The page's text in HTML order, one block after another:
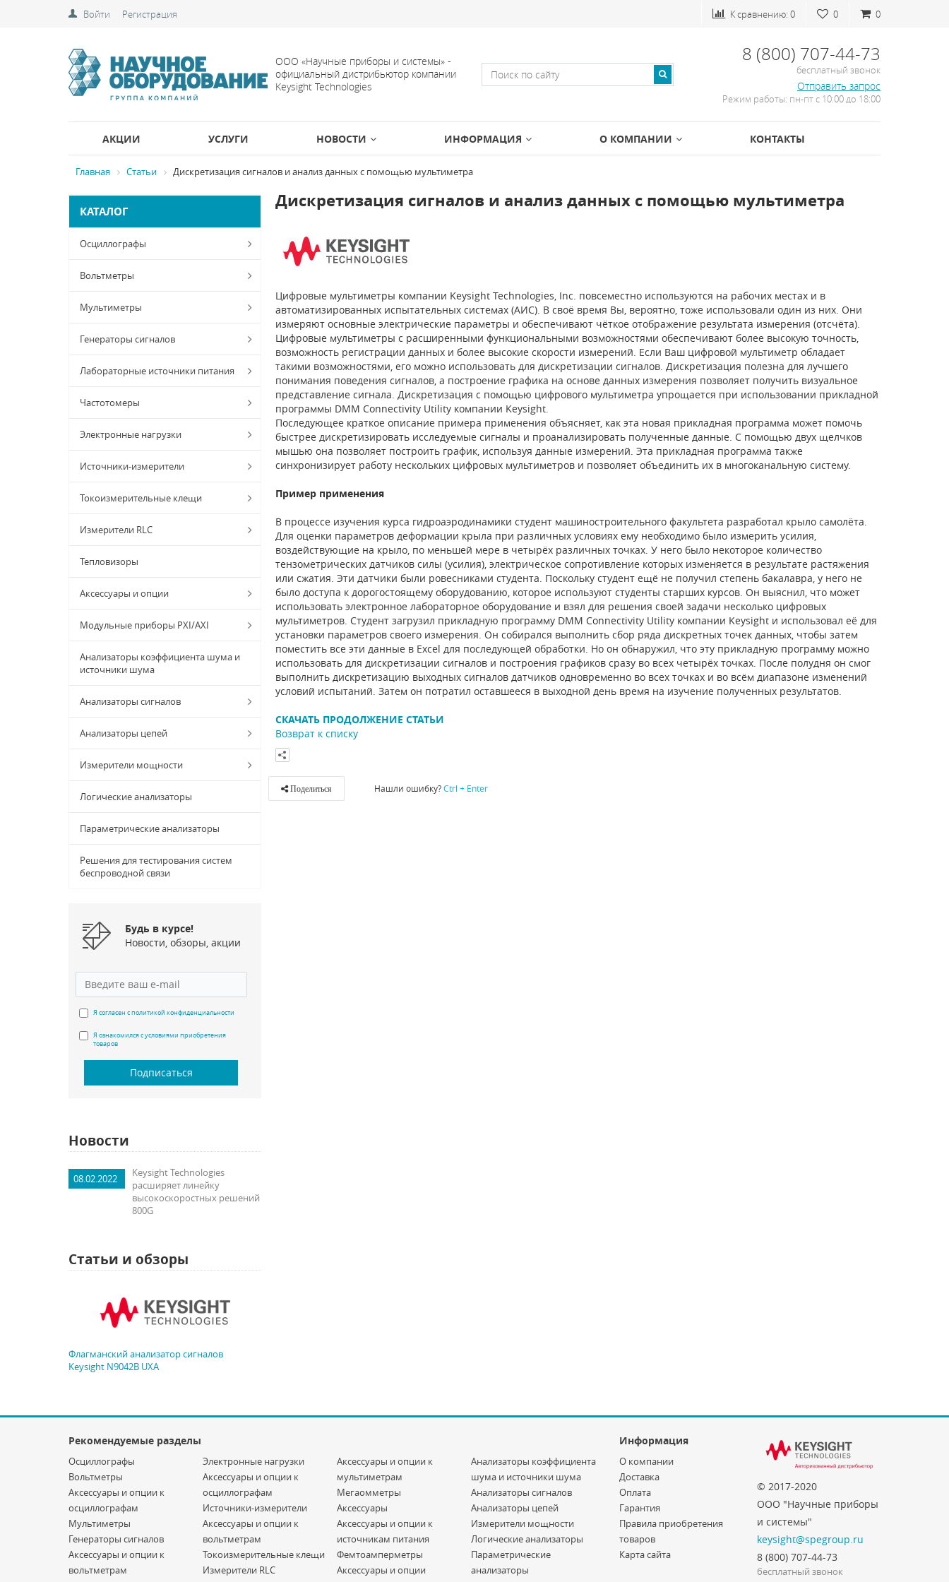
Войти Регистрация 0
0
К сравнению: 0
ООО «Научные приборы и системы» -
официальный дистрибьютор компании
Keysight Technologies
8 (800) 707-44-73
бесплатный звонок
Отправить запрос
Режим работы: пн-пт с 10:00 до 18:00
АКЦИИ УСЛУГИ НОВОСТИ ИНФОРМАЦИЯ О КОМПАНИИ КОНТАКТЫ
Главная Статьи Дискретизация сигналов и анализ данных с помощью мультиметра
КАТАЛОГ
Осциллографы
Вольтметры
Мультиметры
Генераторы сигналов
Лабораторные источники питания
Частотомеры
Электронные нагрузки
Источники-измерители
Токоизмерительные клещи
Измерители RLC
Тепловизоры
Аксессуары и опции
Модульные приборы PXI/AXI
Анализаторы коэффициента шума и
источники шума
Анализаторы сигналов
Анализаторы цепей
Измерители мощности
Логические анализаторы
Параметрические анализаторы
Решения для тестирования систем
беспроводной связи
Будь в курсе!
Новости, обзоры, акции
Я согласен с политикой конфиденциальности
Я ознакомился с условиями приобретения
товаров
Подписаться
Новости
08.02.2022
Keysight Technologies
расширяет линейку
высокоскоростных решений
800G
Статьи и обзоры
Флагманский анализатор сигналов
Keysight N9042B UXA
Дискретизация сигналов и анализ данных с помощью мультиметра
Цифровые мультиметры компании Keysight Technologies, Inc. повсеместно используются на рабочих местах и в
автоматизированных испытательных системах (АИС). В своё время Вы, вероятно, тоже использовали один из них. Они
измеряют основные электрические параметры и обеспечивают чёткое отображение результата измерения (отсчёта).
Цифровые мультиметры с расширенными функциональными возможностями обеспечивают более высокую точность,
возможность регистрации данных и более высокие скорости измерений. Если Ваш цифровой мультиметр обладает
такими возможностями, его можно использовать для дискретизации сигналов. Дискретизация полезна для лучшего
понимания поведения сигналов, а построение графика на основе данных измерения позволяет получить визуальное
представление сигнала. Дискретизация с помощью цифрового мультиметра упрощается при использовании прикладной
программы DMM Connectivity Utility компании Keysight.
Последующее краткое описание примера применения объясняет, как эта новая прикладная программа может помочь
быстрее дискретизировать исследуемые сигналы и проанализировать полученные данные. С помощью двух щелчков
мышью она позволяет построить график, используя данные измерений. Эта прикладная программа также
синхронизирует работу нескольких цифровых мультиметров и позволяет объединить их в многоканальную систему.
Пример применения
В процессе изучения курса гидроаэродинамики студент машиностроительного факультета разработал крыло самолёта.
Для оценки параметров деформации крыла при различных условиях ему необходимо было измерить усилия,
воздействующие на крыло, по меньшей мере в четырёх различных точках. У него было некоторое количество
тензометрических датчиков силы (усилия), электрическое сопротивление которых изменяется в результате растяжения
или сжатия. Эти датчики были ровесниками студента. Поскольку студент ещё не получил степень бакалавра, у него не
было доступа к дорогостоящему оборудованию, которое используют студенты старших курсов. Он выяснил, что может
использовать электронное лабораторное оборудование и взял для решения своей задачи несколько цифровых
мультиметров. Студент загрузил прикладную программу DMM Connectivity Utility компании Keysight и использовал её для
установки параметров своего измерения. Он собирался выполнить сбор ряда дискретных точек данных, чтобы затем
поместить все эти данные в Excel для последующей обработки. Но он обнаружил, что эту прикладную программу можно
использовать для дискретизации сигналов и построения графиков сразу во всех четырёх точках. После полудня он смог
выполнить дискретизацию выходных сигналов датчиков одновременно во всех точках и во всём диапазоне изменений
условий испытаний. Затем он потратил оставшееся в выходной день время на изучение полученных результатов.
СКАЧАТЬ ПРОДОЛЖЕНИЕ СТАТЬИ
Возврат к списку
Поделиться Нашли ошибку?Ctrl + Enter
Рекомендуемые разделы Информация
© 2017-2020
ООО "Научные приборы
и системы"
keysight@spegroup.ru
8 (800) 707-44-73
бесплатный звонок
Осциллографы
Вольтметры
Аксессуары и опции к
осциллографам
Мультиметры
Генераторы сигналов
Аксессуары и опции к
вольтметрам
Электронные нагрузки
Аксессуары и опции к
осциллографам
Источники-измерители
Аксессуары и опции к
вольтметрам
Токоизмерительные клещи
Измерители RLC
Аксессуары и опции к
мультиметрам
Мегаомметры
Аксессуары
Аксессуары и опции к
источникам питания
Фемтоамперметры
Аксессуары и опции
Анализаторы коэффициента
шума и источники шума
Анализаторы сигналов
Анализаторы цепей
Измерители мощности
Логические анализаторы
Параметрические
анализаторы
О компании
Доставка
Оплата
Гарантия
Правила приобретения
товаров
Карта сайта